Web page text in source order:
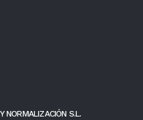
NORMALIZACIÓN S.L.